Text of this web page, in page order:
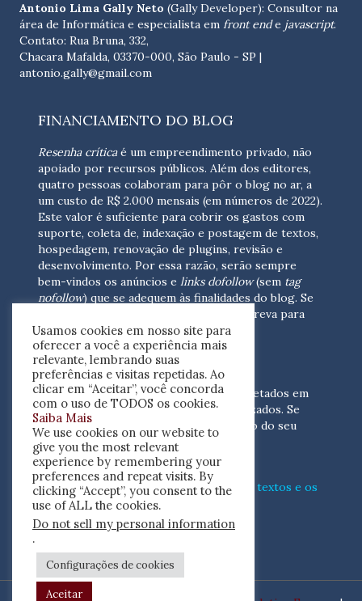
Antonio Lima Gally Neto (Gally Developer): Consultor na
área de Informática e especialista em front ende javascript.
Contato: Rua Bruna, 332,
Chacara Mafalda, 03370-000, São Paulo - SP |
antonio.gally@gmail.com
FINANCIAMENTO DO BLOG
Resenha críticaé um empreendimento privado, não
apoiado por recursos públicos. Além dos editores,
quatro pessoas colaboram para pôr o blog no ar, a
um custo de R$ 2.000 mensais (em números de 2022).
Este valor é suficiente para cobrir os gastos com
suporte, coleta de, indexação e postagem de textos,
hospedagem, renovação de plugins, revisão e
desenvolvimento. Por essa razão, serão sempre
bem-vindos os anúncios e links dofollow(sem tag
nofollow) que se adequem às finalidades do blog. Se
escreva para
nós(contato@resenhacritica.com.br)
FONTES E ACERVO
As resenhas, dossiês e sumários são coletados em
periódicos acadêmicos e sites especializados. Se
você tem interesse em divulgar o acervo do seu
periódico, escreva para nós
(contato@resenhacritica.com.br)
Conheça omodocomo processamos os textos e os
índicesdisponibilizados neste blog.
ISSN 2764-0302
Usamos cookies em nosso site para
oferecer a você a experiência mais
relevante, lembrando suas
preferências e visitas repetidas. Ao
clicar em “Aceitar”, você concorda
com o uso de TODOS os cookies.
Saiba Mais
We use cookies on our website to
give you the most relevant
experience by remembering your
preferences and repeat visits. By
clicking “Accept”, you consent to the
use of ALL the cookies.
Do not sell my personal information
.
Configurações de cookies
Aceitar